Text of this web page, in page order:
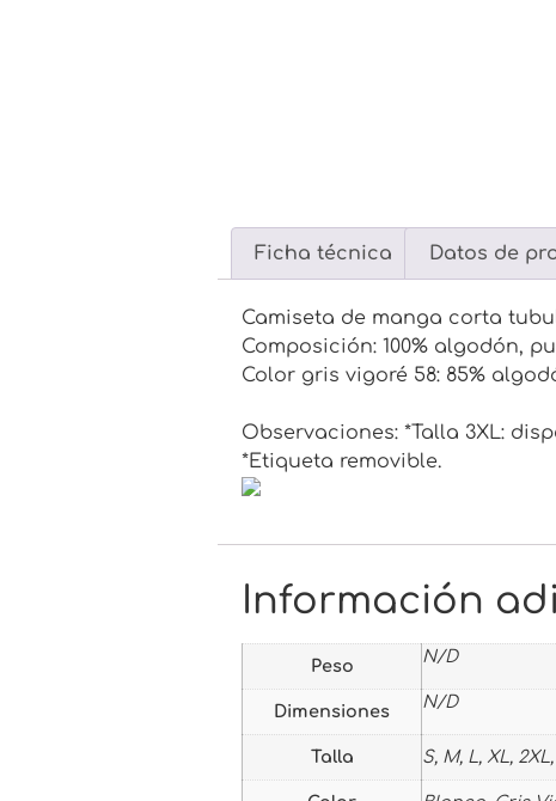
Ficha técnica Datos de
Camiseta de manga corta
Composición: 100% algodón,
Color gris vigoré 58: 85%
Observaciones: *Talla 3XL:
*Etiqueta removible.
Información
Peso N/D
Dimensiones N/D
Talla S, M, L, XL, 2XL,